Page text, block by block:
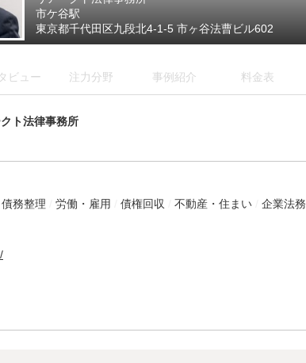
市ケ谷駅
東京都千代田区九段北4-1-5 市ヶ谷法曹ビル602
ビュー 注力分野 事例紹介 料金表
ト法律事務所
務整理 労働・雇用 債権回収 不動産・住まい 企業法務